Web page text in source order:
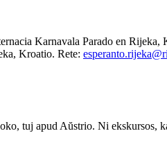
Karnavala Parado en
Kroatio. Rete:
tuj apud Aŭstrio. Ni ekskursos,